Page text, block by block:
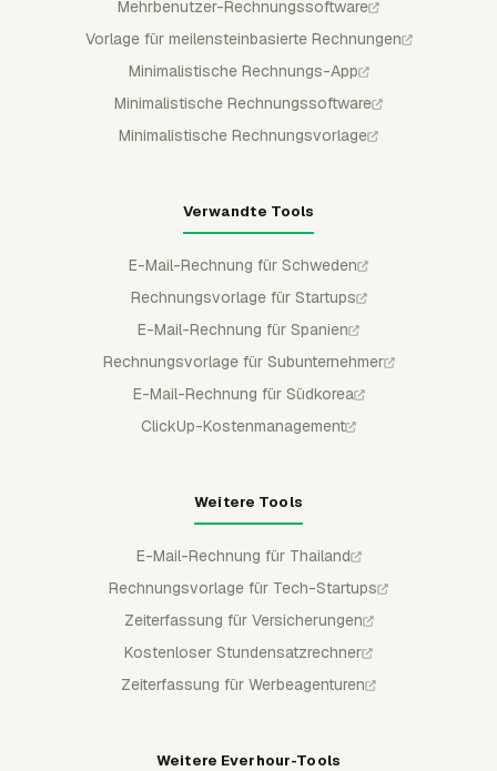
Mehrbenutzer-Rechnungssoftware
Vorlage für meilensteinbasierte Rechnungen
Minimalistische Rechnungs-App
Minimalistische Rechnungssoftware
Minimalistische Rechnungsvorlage
Verwandte Tools
E-Mail-Rechnung für Schweden
Rechnungsvorlage für Startups
E-Mail-Rechnung für Spanien
Rechnungsvorlage für Subunternehmer
E-Mail-Rechnung für Südkorea
ClickUp-Kostenmanagement
Weitere Tools
E-Mail-Rechnung für Thailand
Rechnungsvorlage für Tech-Startups
Zeiterfassung für Versicherungen
Kostenloser Stundensatzrechner
Zeiterfassung für Werbeagenturen
Weitere Everhour-Tools